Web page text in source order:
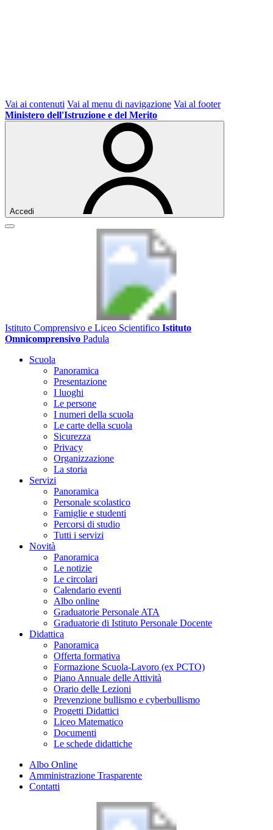
Vai ai contenuti Vai al menu di navigazione Vai al footer
Ministero dell'Istruzione e del Merito
Accedi
Istituto Comprensivo e Liceo Scientifico Istituto
Omnicomprensivo Padula
Scuola
Panoramica
Presentazione
I luoghi
Le persone
I numeri della scuola
Le carte della scuola
Sicurezza
Privacy
Organizzazione
La storia
Servizi
Panoramica
Personale scolastico
Famiglie e studenti
Percorsi di studio
Tutti i servizi
Novità
Panoramica
Le notizie
Le circolari
Calendario eventi
Albo online
Graduatorie Personale ATA
Graduatorie di Istituto Personale Docente
Didattica
Panoramica
Offerta formativa
Formazione Scuola-Lavoro (ex PCTO)
Piano Annuale delle Attività
Orario delle Lezioni
Prevenzione bullismo e cyberbullismo
Progetti Didattici
Liceo Matematico
Documenti
Le schede didattiche
Albo Online
Amministrazione Trasparente
Contatti